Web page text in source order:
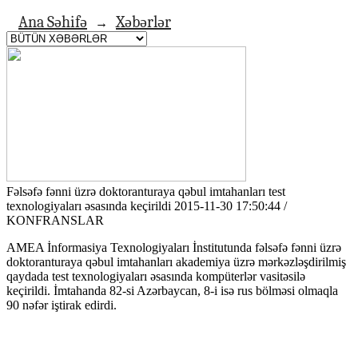
Ana Səhifə → Xəbərlər
Fəlsəfə fənni üzrə doktoranturaya qəbul imtahanları test
texnologiyaları əsasında keçirildi 2015-11-30 17:50:44 /
KONFRANSLAR
AMEA İnformasiya Texnologiyaları İnstitutunda fəlsəfə fənni üzrə
doktoranturaya qəbul imtahanları akademiya üzrə mərkəzləşdirilmiş
qaydada test texnologiyaları əsasında kompüterlər vasitəsilə
keçirildi. İmtahanda 82-si Azərbaycan, 8-i isə rus bölməsi olmaqla
90 nəfər iştirak edirdi.